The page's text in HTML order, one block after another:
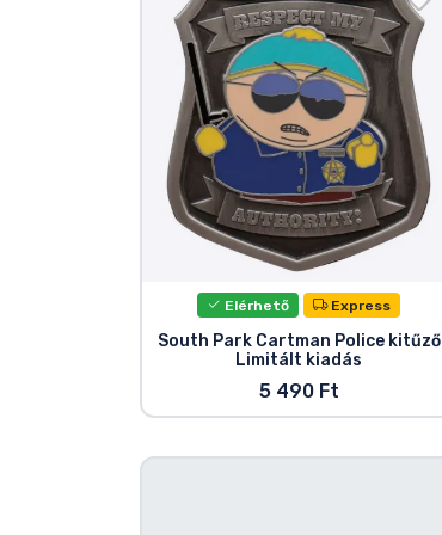
Elérhető Express
South Park Cartman Police kitűző
Limitált kiadás
5 490 Ft
Szállítás és fizetés
Sorozatos cuccok
Filmes cuccok
Mesés cuccok
Animés cuccok